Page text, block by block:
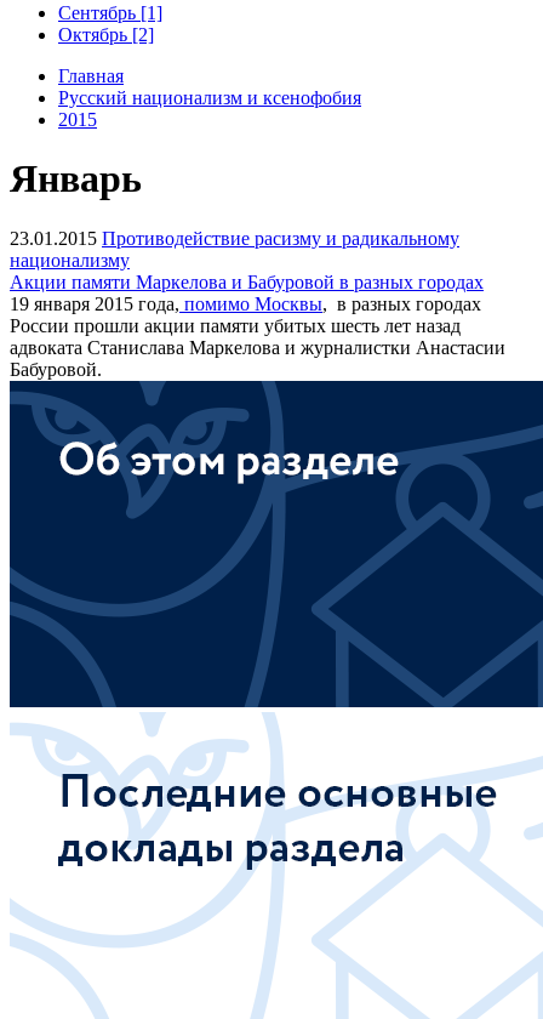
Сентябрь [1]
Октябрь [2]
Главная
Русский национализм и ксенофобия
2015
Январь
23.01.2015 Противодействие расизму и радикальному
национализму
Акции памяти Маркелова и Бабуровой в разных городах
19 января 2015 года, помимо Москвы, в разных городах
России прошли акции памяти убитых шесть лет назад
адвоката Станислава Маркелова и журналистки Анастасии
Бабуровой.